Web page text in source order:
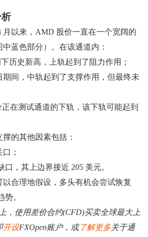
月以来，AMD 股价一直在一个宽阔的
中蓝色部分）。在该通道内：
历史新高，上轨起到了阻力作用；
期间，中轨起到了支撑作用，但最终未
在测试通道的下轨，该下轨可能起到
的其他因素包括：
；
，其上边界接近 205 美元。
合理地假设，多头有机会尝试恢复
势。
，使用差价合约(CFD)买卖全球最大上
开设FXOpen账户，或了解更多关于通